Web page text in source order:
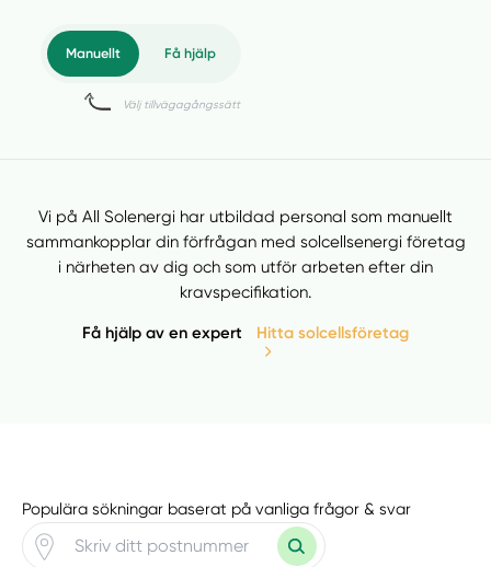
Vi på All Solenergi har utbildad personal som manuellt
sammankopplar din förfrågan med solcellsenergi företag
i närheten av dig och som utför arbeten efter din
kravspecifikation.
Få hjälp av en expert Hitta solcellsföretag
Populära sökningar baserat på vanliga frågor & svar